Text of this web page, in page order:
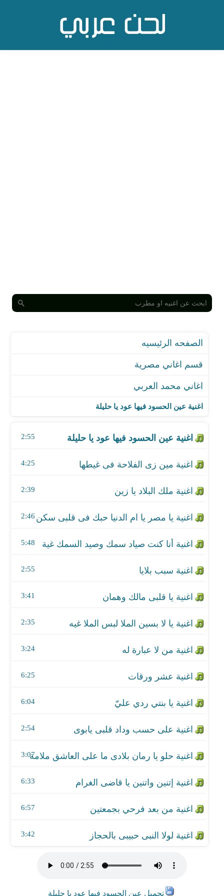
قسم اغاني مصرية
اغنية عين الحسود فيها عود يا حليلة
اغنية عين الحسود فيها عود يا حليلة
2:55
اغنية مين زى الفلاحة فى غيطها
4:25
اغنية ملك البلاد يا زين
2:39
2:46
5:48
2:55
اغنية يا قلبى مالك وهمان
3:41
اغنية يا لا بسين الملا لبس الملا غيه
2:35
اغنية من لا عبارة له
3:24
6:25
6:04
2:54
اغنية حلو يا رمان بلادى ما على العاشق ملامة
3:07
اغنية إتنين واتنين يا قاضى الغرام
6:33
اغنية من بعد فرحي بجمعتين
6:57
3:42
تحميل عين الحسود فيها عود يا حليلة